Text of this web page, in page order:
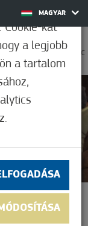
MAGYAR
0
23,9°C
Cookie-kat
a legjobb
a tartalom